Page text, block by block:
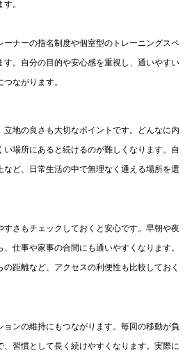
。
ーナーの指名制度や個室型のトレーニングスペ
す。自分の目的や安心感を重視し、通いやすい
ながります。
地の良さも大切なポイントです。どんなに内
場所にあると続けるのが難しくなります。自
ど、日常生活の中で無理なく通える場所を選
すさもチェックしておくと安心です。早朝や夜
仕事や家事の合間にも通いやすくなります。
距離など、アクセスの利便性も比較しておく
ンの維持にもつながります。毎回の移動が負
習慣として長く続けやすくなります。実際に